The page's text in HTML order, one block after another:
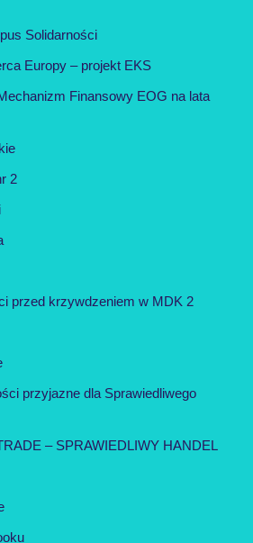
Solidarności
Europy – projekt EKS
Finansowy EOG na lata
2
przed krzywdzeniem w MDK 2
przyjazne dla Sprawiedliwego
– SPRAWIEDLIWY HANDEL